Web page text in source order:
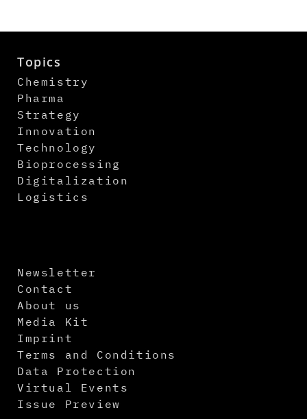
Topics
Chemistry
Pharma
Strategy
Innovation
Technology
Bioprocessing
Digitalization
Logistics
Newsletter
Contact
About us
Media Kit
Imprint
Terms and Conditions
Data Protection
Virtual Events
Issue Preview